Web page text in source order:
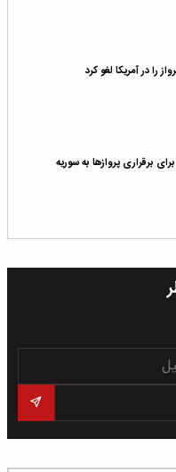
برقراری پروازها به سوریه